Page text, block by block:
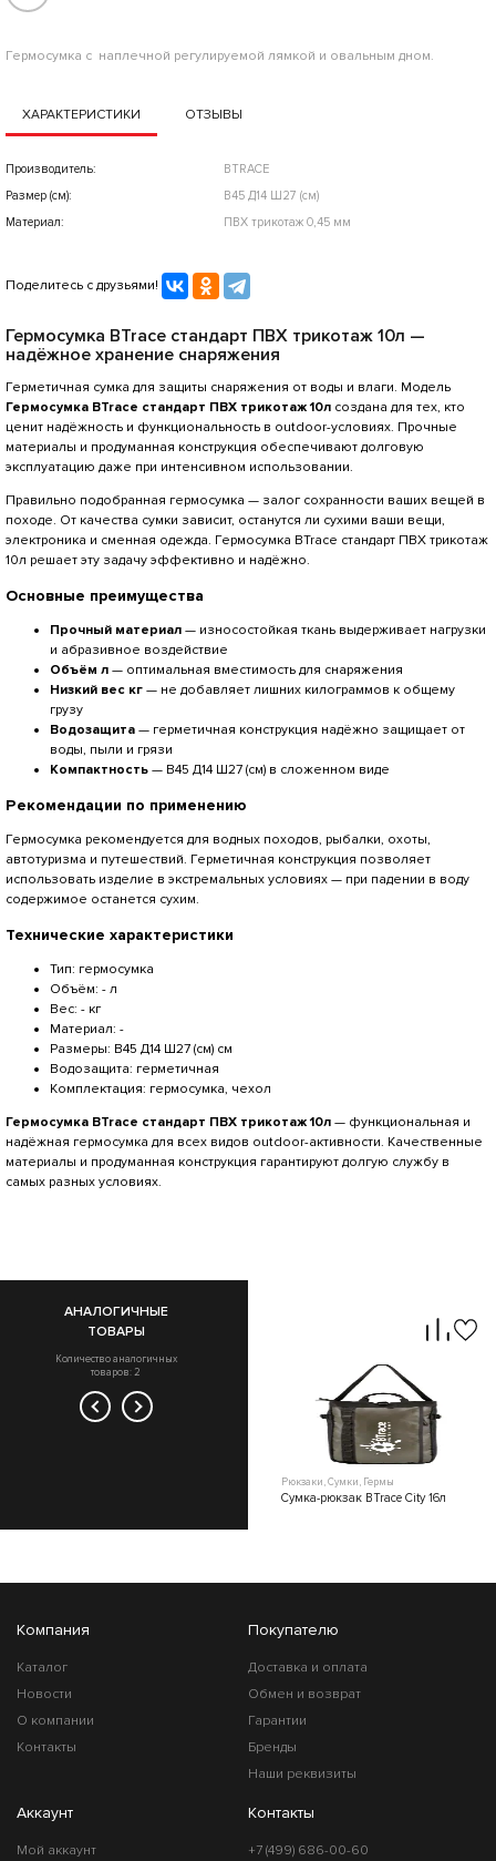
Гермосумка с наплечной регулируемой лямкой и овальным дном.
ХАРАКТЕРИСТИКИ ОТЗЫВЫ
Производитель:
BTRACE
Размер (см):
В45 Д14 Ш27 (см)
Материал:
ПВХ трикотаж 0,45 мм
Поделитесь с друзьями!
Гермосумка BTrace стандарт ПВХ трикотаж 10л —
надёжное хранение снаряжения
Герметичная сумка для защиты снаряжения от воды и влаги. Модель
Гермосумка BTrace стандарт ПВХ трикотаж 10л создана для тех, кто
ценит надёжность и функциональность в outdoor-условиях. Прочные
материалы и продуманная конструкция обеспечивают долговую
эксплуатацию даже при интенсивном использовании.
Правильно подобранная гермосумка — залог сохранности ваших вещей в
походе. От качества сумки зависит, останутся ли сухими ваши вещи,
электроника и сменная одежда. Гермосумка BTrace стандарт ПВХ трикотаж
10л решает эту задачу эффективно и надёжно.
Основные преимущества
Прочный материал — износостойкая ткань выдерживает нагрузки
и абразивное воздействие
Объём л — оптимальная вместимость для снаряжения
Низкий вес кг — не добавляет лишних килограммов к общему
грузу
Водозащита — герметичная конструкция надёжно защищает от
воды, пыли и грязи
Компактность — В45 Д14 Ш27 (см) в сложенном виде
Рекомендации по применению
Гермосумка рекомендуется для водных походов, рыбалки, охоты,
автотуризма и путешествий. Герметичная конструкция позволяет
использовать изделие в экстремальных условиях — при падении в воду
содержимое останется сухим.
Технические характеристики
Тип: гермосумка
Объём: - л
Вес: - кг
Материал: -
Размеры: В45 Д14 Ш27 (см) см
Водозащита: герметичная
Комплектация: гермосумка, чехол
Гермосумка BTrace стандарт ПВХ трикотаж 10л — функциональная и
надёжная гермосумка для всех видов outdoor-активности. Качественные
материалы и продуманная конструкция гарантируют долгую службу в
самых разных условиях.
АНАЛОГИЧНЫЕ
ТОВАРЫ
Количество аналогичных
товаров: 2
Рюкзаки, Сумки, Гермы
Сумка-рюкзак BTrace City 16л
Компания
Каталог
Новости
О компании
Контакты
Покупателю
Доставка и оплата
Обмен и возврат
Гарантии
Бренды
Наши реквизиты
Аккаунт
Мой аккаунт
Контакты
+7 (499) 686-00-60